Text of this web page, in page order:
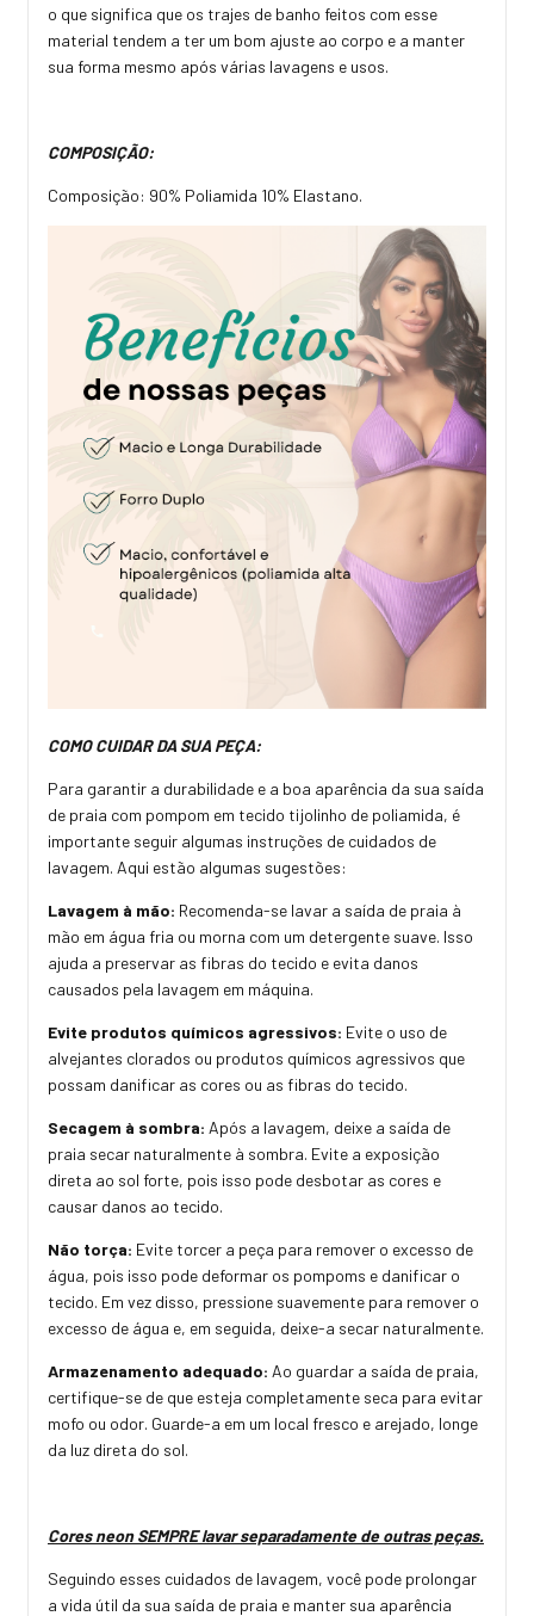
o que significa que os trajes de banho feitos com esse
material tendem a ter um bom ajuste ao corpo e a manter
sua forma mesmo após várias lavagens e usos.
COMPOSIÇÃO:
Composição: 90% Poliamida 10% Elastano.
COMO CUIDAR DA SUA PEÇA:
Para garantir a durabilidade e a boa aparência da sua saída
de praia com pompom em tecido tijolinho de poliamida, é
importante seguir algumas instruções de cuidados de
lavagem. Aqui estão algumas sugestões:
Lavagem à mão: Recomenda-se lavar a saída de praia à
mão em água fria ou morna com um detergente suave. Isso
ajuda a preservar as fibras do tecido e evita danos
causados pela lavagem em máquina.
Evite produtos químicos agressivos: Evite o uso de
alvejantes clorados ou produtos químicos agressivos que
possam danificar as cores ou as fibras do tecido.
Secagem à sombra: Após a lavagem, deixe a saída de
praia secar naturalmente à sombra. Evite a exposição
direta ao sol forte, pois isso pode desbotar as cores e
causar danos ao tecido.
Não torça: Evite torcer a peça para remover o excesso de
água, pois isso pode deformar os pompoms e danificar o
tecido. Em vez disso, pressione suavemente para remover o
excesso de água e, em seguida, deixe-a secar naturalmente.
Armazenamento adequado: Ao guardar a saída de praia,
certifique-se de que esteja completamente seca para evitar
mofo ou odor. Guarde-a em um local fresco e arejado, longe
da luz direta do sol.
Cores neon SEMPRE lavar separadamente de outras peças.
Seguindo esses cuidados de lavagem, você pode prolongar
a vida útil da sua saída de praia e manter sua aparência